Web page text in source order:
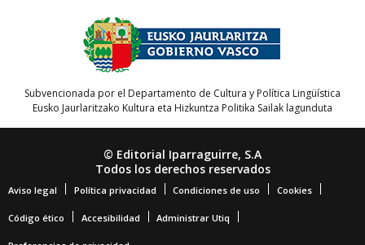
Subvencionada por el Departamento de Cultura y Política Lingüística
Eusko Jaurlaritzako Kultura eta Hizkuntza Politika Sailak lagunduta
© Editorial Iparraguirre, S.A
Todos los derechos reservados
Aviso legal Política privacidad Condiciones de uso Cookies
Código ético Accesibilidad Administrar Utiq